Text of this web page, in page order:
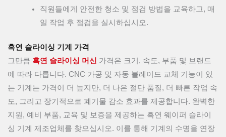
직원들에게 안전한 청소 및 점검 방법을 교육하고, 매
일 작업 후 점검을 실시하십시오.
흑연 슬라이싱 기계 가격
그만큼 흑연 슬라이싱 머신 가격은 크기, 속도, 부품 및 브랜드
에 따라 다릅니다. CNC 가공 및 자동 블레이드 교체 기능이 있
는 기계는 가격이 더 높지만, 더 나은 절단 품질, 더 빠른 작업 속
도, 그리고 장기적으로 폐기물 감소 효과를 제공합니다. 완벽한
지원, 예비 부품, 교육 및 보증을 제공하는 흑연 웨이퍼 슬라이
싱 기계 제조업체를 찾으십시오. 이를 통해 기계의 수명을 연장